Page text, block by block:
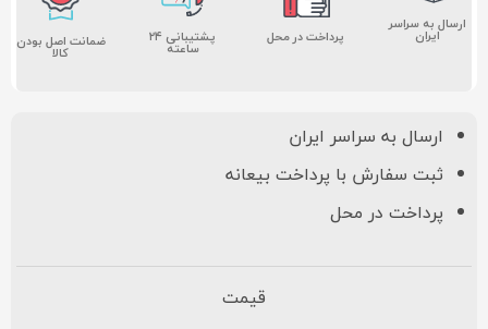
ارسال به سراسر
ایران پرداخت در محل پشتیبانی ۲۴
ساعته ضمانت اصل بودن
کالا
ارسال به سراسر ایران
ثبت سفارش با پرداخت بیعانه
پرداخت در محل
قیمت